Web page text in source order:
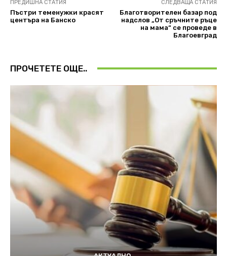
ПРЕДИШНА СТАТИЯ
Пъстри теменужки красят
центъра на Банско
СЛЕДВАЩА СТАТИЯ
Благотворителен базар под
надслов „От сръчните ръце
на мама“ се проведе в
Благоевград
ПРОЧЕТЕТЕ ОЩЕ..